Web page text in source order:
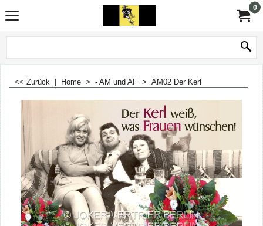
0
<< Zurück Home > - AM und AF > AM02 Der Kerl